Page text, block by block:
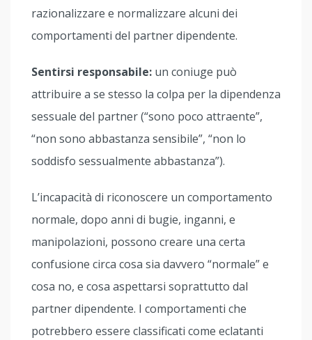
razionalizzare e normalizzare alcuni dei
comportamenti del partner dipendente.
Sentirsi responsabile: un coniuge può
attribuire a se stesso la colpa per la dipendenza
sessuale del partner (“sono poco attraente”,
“non sono abbastanza sensibile”, “non lo
soddisfo sessualmente abbastanza”).
L’incapacità di riconoscere un comportamento
normale, dopo anni di bugie, inganni, e
manipolazioni, possono creare una certa
confusione circa cosa sia davvero “normale” e
cosa no, e cosa aspettarsi soprattutto dal
partner dipendente. I comportamenti che
potrebbero essere classificati come eclatanti